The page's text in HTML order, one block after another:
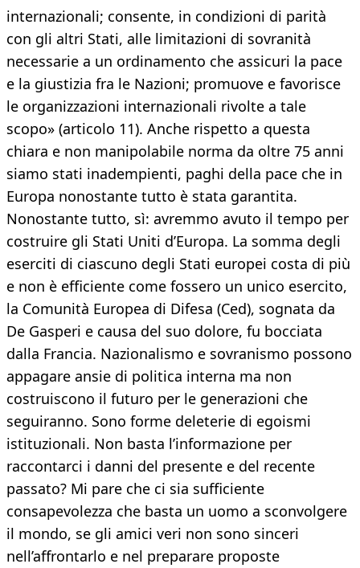
internazionali; consente, in condizioni di parità
con gli altri Stati, alle limitazioni di sovranità
necessarie a un ordinamento che assicuri la pace
e la giustizia fra le Nazioni; promuove e favorisce
le organizzazioni internazionali rivolte a tale
scopo» (articolo 11). Anche rispetto a questa
chiara e non manipolabile norma da oltre 75 anni
siamo stati inadempienti, paghi della pace che in
Europa nonostante tutto è stata garantita.
Nonostante tutto, sì: avremmo avuto il tempo per
costruire gli Stati Uniti d’Europa. La somma degli
eserciti di ciascuno degli Stati europei costa di più
e non è efficiente come fossero un unico esercito,
la Comunità Europea di Difesa (Ced), sognata da
De Gasperi e causa del suo dolore, fu bocciata
dalla Francia. Nazionalismo e sovranismo possono
appagare ansie di politica interna ma non
costruiscono il futuro per le generazioni che
seguiranno. Sono forme deleterie di egoismi
istituzionali. Non basta l’informazione per
raccontarci i danni del presente e del recente
passato? Mi pare che ci sia sufficiente
consapevolezza che basta un uomo a sconvolgere
il mondo, se gli amici veri non sono sinceri
nell’affrontarlo e nel preparare proposte